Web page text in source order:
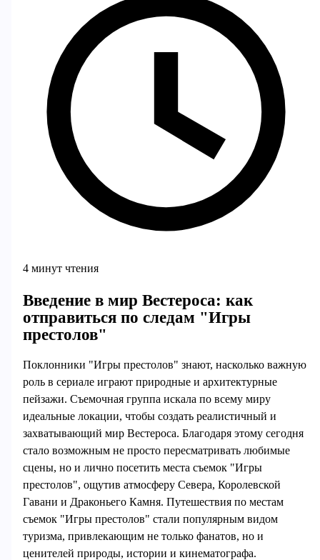
4 минут чтения
Введение в мир Вестероса: как
отправиться по следам "Игры
престолов"
Поклонники "Игры престолов" знают, насколько важную
роль в сериале играют природные и архитектурные
пейзажи. Съемочная группа искала по всему миру
идеальные локации, чтобы создать реалистичный и
захватывающий мир Вестероса. Благодаря этому сегодня
стало возможным не просто пересматривать любимые
сцены, но и лично посетить места съемок "Игры
престолов", ощутив атмосферу Севера, Королевской
Гавани и Драконьего Камня. Путешествия по местам
съемок "Игры престолов" стали популярным видом
туризма, привлекающим не только фанатов, но и
ценителей природы, истории и кинематографа.